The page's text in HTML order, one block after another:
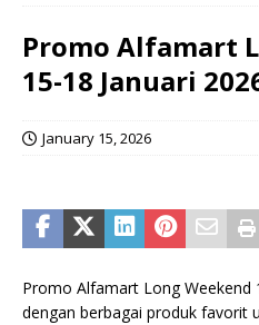
Promo Alfamart
15-18 Januari
January 15, 2026
Promo Alfamart Long Weekend
dengan berbagai produk favorit